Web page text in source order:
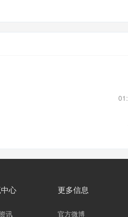
心
讯
更多信息
官方微博